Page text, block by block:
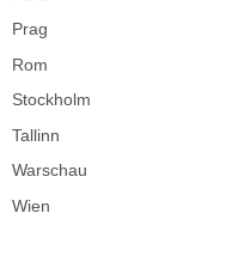
Prag
Rom
Stockholm
Tallinn
Warschau
Wien